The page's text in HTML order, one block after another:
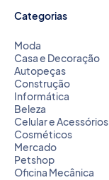
Categorias
Moda
Casa e Decoração
Autopeças
Construção
Informática
Beleza
Celular e Acessórios
Cosméticos
Mercado
Petshop
Oficina Mecânica